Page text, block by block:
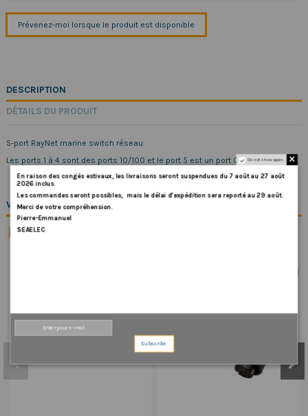
DESCRIPTION
DÉTAILS DU PRODUIT
5-port RayNet marine switch réseau.
Les ports 1 à 4 sont des ports 10/100 et le port 5 est un port Gigabit.
VOUS AIMEREZ AUSSI
-15%
Do not show again.
En raison des congés estivaux, les livraisons seront suspendues du 7 août au 27 août
2026 inclus.
Les commandes seront possibles, mais le délai d’expédition sera reporté au 29 août.
Merci de votre compréhension.
Pierre-Emmanuel
SEAELEC
Subscribe